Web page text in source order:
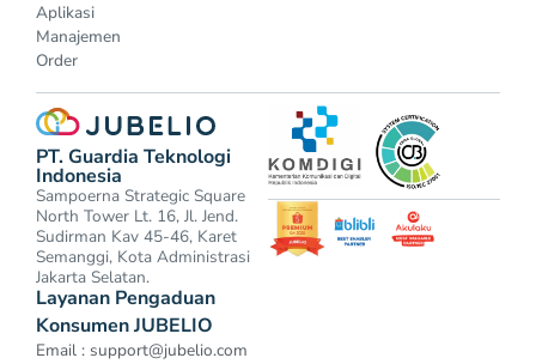
Aplikasi
Manajemen
Order
PT. Guardia Teknologi
Indonesia
Sampoerna Strategic Square
North Tower Lt. 16, Jl. Jend.
Sudirman Kav 45-46, Karet
Semanggi, Kota Administrasi
Jakarta Selatan.
Layanan Pengaduan
Konsumen JUBELIO
Email : support@jubelio.com